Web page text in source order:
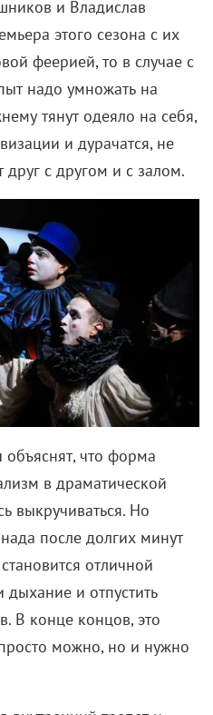
и Владислав
этого сезона с их
феерией, то в случае с
надо умножать на
тянут одеяло на себя,
и дурачатся, не
друг с другом и с залом.
объяснят, что форма
в драматической
выкручиваться. Но
после долгих минут
отличной
и отпустить
В конце концов, это
можно, но и нужно